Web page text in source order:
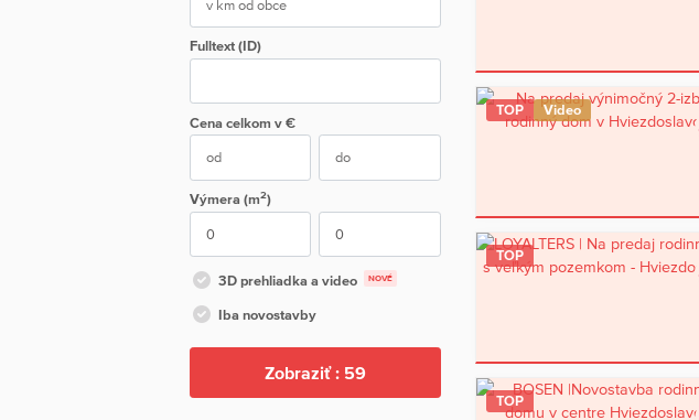
Fulltext (ID)
Cena celkom v €
Výmera (m2)
3D prehliadka a video NOVÉ
Iba novostavby
Zobraziť : 59
TOP Video
TOP
TOP